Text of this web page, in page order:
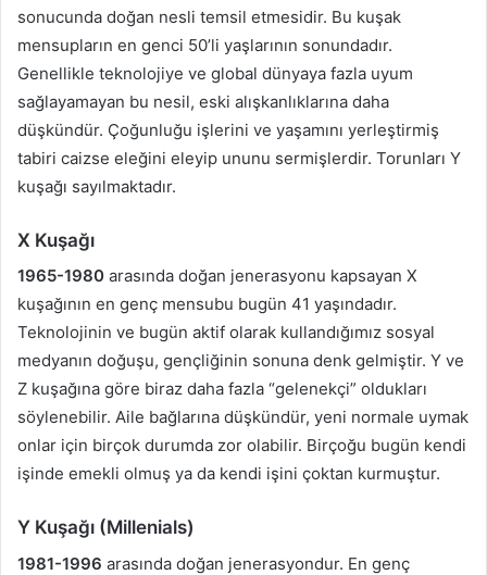
sonucunda doğan nesli temsil etmesidir. Bu kuşak
mensupların en genci 50’li yaşlarının sonundadır.
Genellikle teknolojiye ve global dünyaya fazla uyum
sağlayamayan bu nesil, eski alışkanlıklarına daha
düşkündür. Çoğunluğu işlerini ve yaşamını yerleştirmiş
tabiri caizse eleğini eleyip ununu sermişlerdir. Torunları Y
kuşağı sayılmaktadır.
X Kuşağı
1965-1980 arasında doğan jenerasyonu kapsayan X
kuşağının en genç mensubu bugün 41 yaşındadır.
Teknolojinin ve bugün aktif olarak kullandığımız sosyal
medyanın doğuşu, gençliğinin sonuna denk gelmiştir. Y ve
Z kuşağına göre biraz daha fazla “gelenekçi” oldukları
söylenebilir. Aile bağlarına düşkündür, yeni normale uymak
onlar için birçok durumda zor olabilir. Birçoğu bugün kendi
işinde emekli olmuş ya da kendi işini çoktan kurmuştur.
Y Kuşağı (Millenials)
1981-1996 arasında doğan jenerasyondur. En genç